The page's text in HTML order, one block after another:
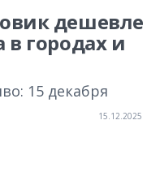
дешевле
в городах и
15 декабря
15.12.2025